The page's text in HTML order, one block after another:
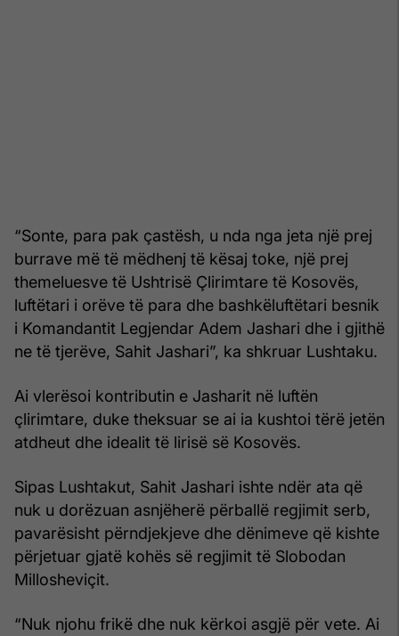
“Sonte, para pak çastësh, u nda nga jeta një prej
burrave më të mëdhenj të kësaj toke, një prej
themeluesve të Ushtrisë Çlirimtare të Kosovës,
luftëtari i orëve të para dhe bashkëluftëtari besnik
i Komandantit Legjendar Adem Jashari dhe i gjithë
ne të tjerëve, Sahit Jashari”, ka shkruar Lushtaku.
Ai vlerësoi kontributin e Jasharit në luftën
çlirimtare, duke theksuar se ai ia kushtoi tërë jetën
atdheut dhe idealit të lirisë së Kosovës.
Sipas Lushtakut, Sahit Jashari ishte ndër ata që
nuk u dorëzuan asnjëherë përballë regjimit serb,
pavarësisht përndjekjeve dhe dënimeve që kishte
përjetuar gjatë kohës së regjimit të Slobodan
Millosheviçit.
“Nuk njohu frikë dhe nuk kërkoi asgjë për vete. Ai